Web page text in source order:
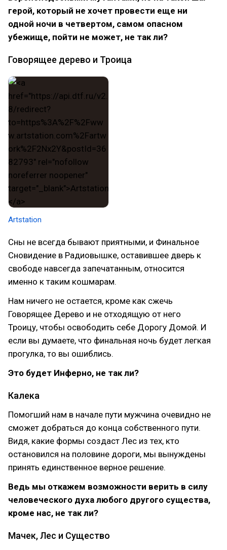
герой, который не хочет провести еще ни
одной ночи в четвертом, самом опасном
убежище, пойти не может, не так ли?
Говорящее дерево и Троица
Artstation
Сны не всегда бывают приятными, и Финальное
Сновидение в Радиовышке, оставившее дверь к
свободе навсегда запечатанным, относится
именно к таким кошмарам.
Нам ничего не остается, кроме как сжечь
Говорящее Дерево и не отходящую от него
Троицу, чтобы освободить себе Дорогу Домой. И
если вы думаете, что финальная ночь будет легкая
прогулка, то вы ошиблись.
Это будет Инферно, не так ли?
Калека
Помогший нам в начале пути мужчина очевидно не
сможет добраться до конца собственного пути.
Видя, какие формы создаст Лес из тех, кто
остановился на половине дороги, мы вынуждены
принять единственное верное решение.
Ведь мы откажем возможности верить в силу
человеческого духа любого другого существа,
кроме нас, не так ли?
Мачек, Лес и Существо